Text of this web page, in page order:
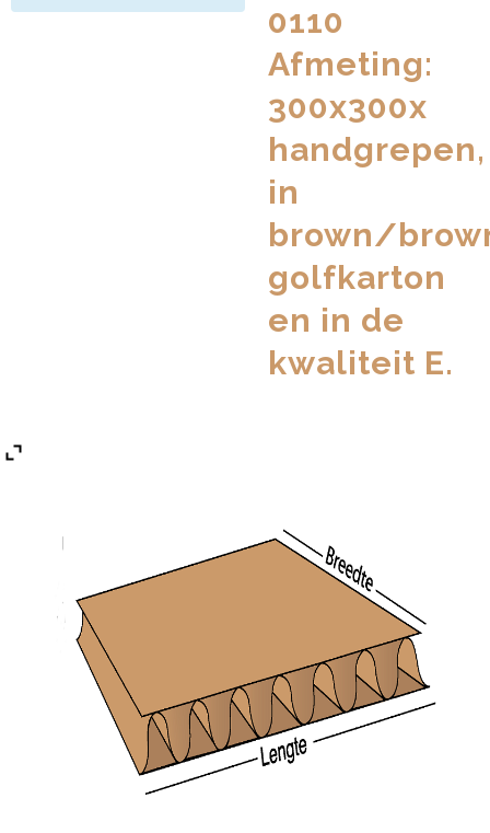
0110
Afmeting:
300x300x
handgrepen,
in
brown/
golfkarton
en in de
kwaliteit E.